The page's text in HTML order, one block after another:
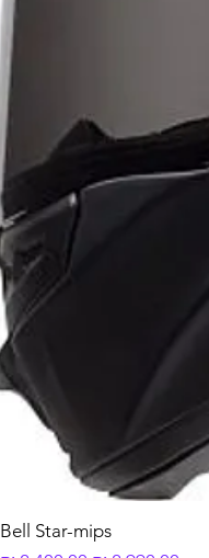
Bell Star-mips